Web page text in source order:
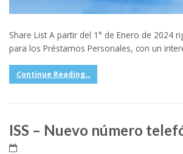
Share List A partir del 1° de Enero de 2024
para los Préstamos Personales, con un
Continue Reading...
ISS – Nuevo número